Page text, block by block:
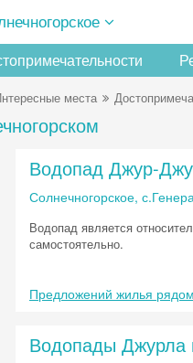
места
Водопад Джур-
Солнечногорское,
Водопад является
самостоятельно.
Предложений жилья
Водопады Джурла